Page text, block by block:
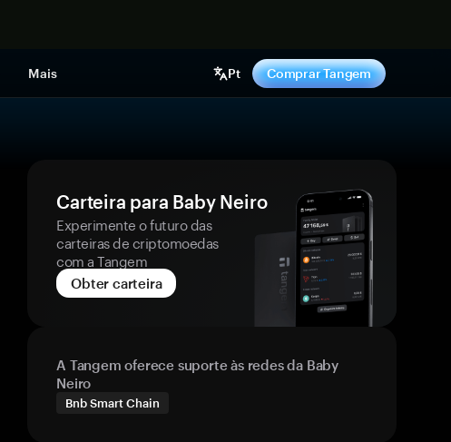
Mais Pt Comprar Tangem
Carteira para Baby Neiro
Experimente o futuro das
carteiras de criptomoedas
com a Tangem
Obter carteira
A Tangem oferece suporte às redes da Baby
Neiro
Bnb Smart Chain